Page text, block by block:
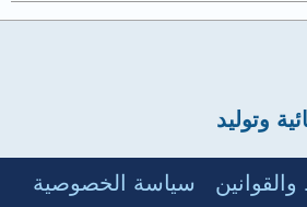
وتوليد
سياسة الخصوصية